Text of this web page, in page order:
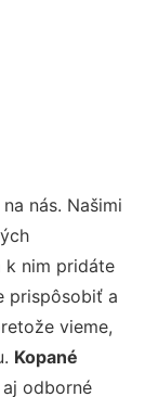
nás. Našimi
k nim pridáte
prispôsobiť a
vieme,
Kopané
odborné